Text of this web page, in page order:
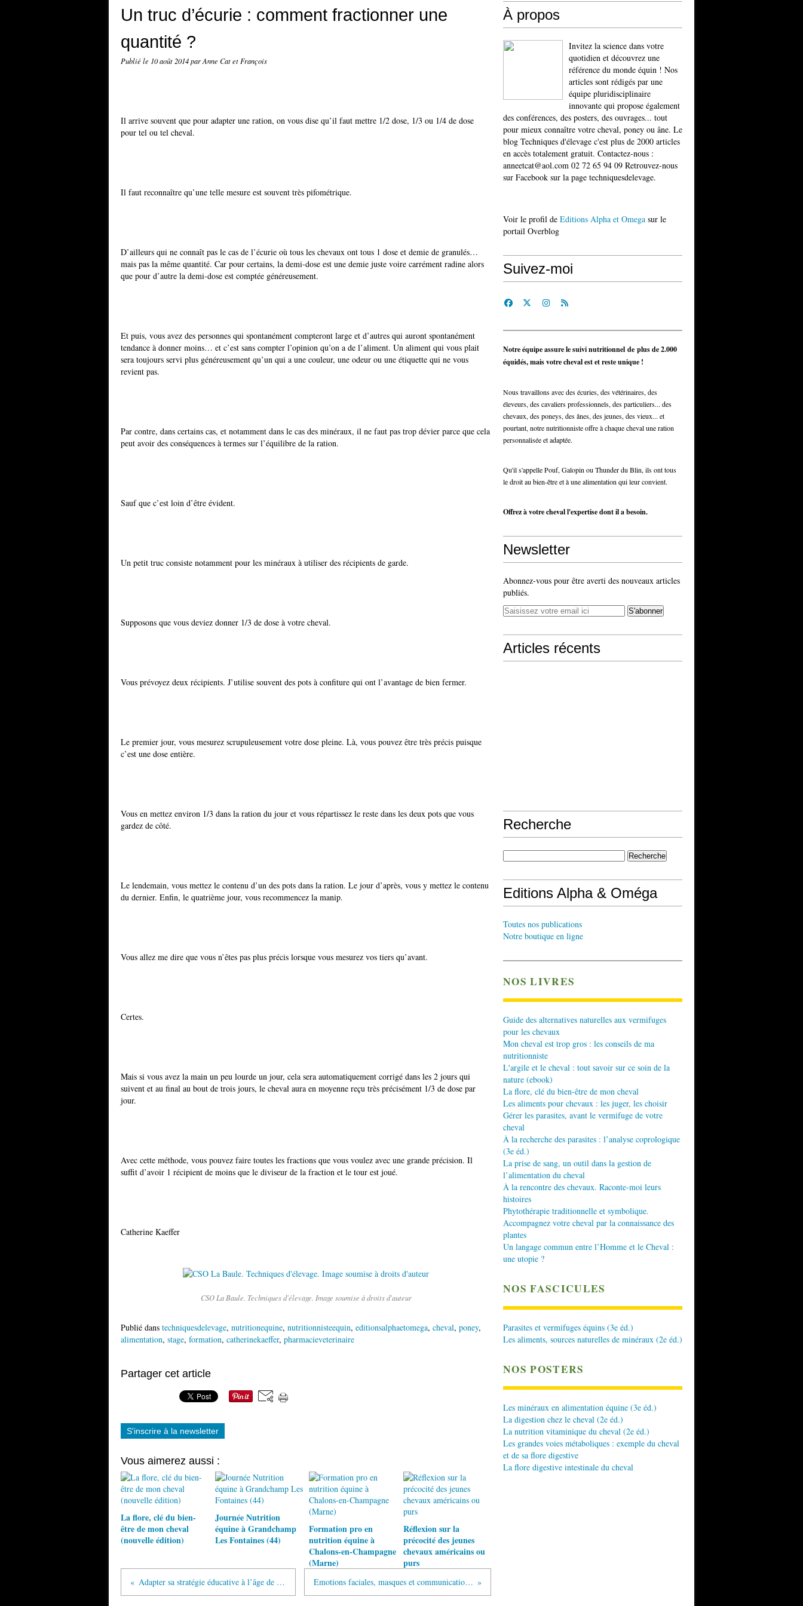
Un truc d’écurie : comment fractionner une
quantité ?
Publié le 10 août 2014par Anne Cat et François
Il arrive souvent que pour adapter une ration, on vous dise qu’il faut mettre 1/2 dose, 1/3 ou 1/4 de dose
pour tel ou tel cheval.
Il faut reconnaître qu’une telle mesure est souvent très pifométrique.
D’ailleurs qui ne connaît pas le cas de l’écurie où tous les chevaux ont tous 1 dose et demie de granulés…
mais pas la même quantité. Car pour certains, la demi-dose est une demie juste voire carrément radine alors
que pour d’autre la demi-dose est comptée généreusement.
Et puis, vous avez des personnes qui spontanément compteront large et d’autres qui auront spontanément
tendance à donner moins… et c’est sans compter l’opinion qu’on a de l’aliment. Un aliment qui vous plait
sera toujours servi plus généreusement qu’un qui a une couleur, une odeur ou une étiquette qui ne vous
revient pas.
Par contre, dans certains cas, et notamment dans le cas des minéraux, il ne faut pas trop dévier parce que cela
peut avoir des conséquences à termes sur l’équilibre de la ration.
Sauf que c’est loin d’être évident.
Un petit truc consiste notamment pour les minéraux à utiliser des récipients de garde.
Supposons que vous deviez donner 1/3 de dose à votre cheval.
Vous prévoyez deux récipients. J’utilise souvent des pots à confiture qui ont l’avantage de bien fermer.
Le premier jour, vous mesurez scrupuleusement votre dose pleine. Là, vous pouvez être très précis puisque
c’est une dose entière.
Vous en mettez environ 1/3 dans la ration du jour et vous répartissez le reste dans les deux pots que vous
gardez de côté.
Le lendemain, vous mettez le contenu d’un des pots dans la ration. Le jour d’après, vous y mettez le contenu
du dernier. Enfin, le quatrième jour, vous recommencez la manip.
Vous allez me dire que vous n’êtes pas plus précis lorsque vous mesurez vos tiers qu’avant.
Certes.
Mais si vous avez la main un peu lourde un jour, cela sera automatiquement corrigé dans les 2 jours qui
suivent et au final au bout de trois jours, le cheval aura en moyenne reçu très précisément 1/3 de dose par
jour.
Avec cette méthode, vous pouvez faire toutes les fractions que vous voulez avec une grande précision. Il
suffit d’avoir 1 récipient de moins que le diviseur de la fraction et le tour est joué.
Catherine Kaeffer
CSO La Baule. Techniques d'élevage. Image soumise à droits d'auteur
Publié dans techniquesdelevage, nutritionequine, nutritionnisteequin, editionsalphaetomega, cheval, poney,
alimentation, stage, formation, catherinekaeffer, pharmacieveterinaire
Partager cet article
S'inscrire à la newsletter
Vous aimerez aussi :
La flore, clé du bien-
être de mon cheval
(nouvelle édition)
Journée Nutrition
équine à Grandchamp
Les Fontaines (44)
Formation pro en
nutrition équine à
Chalons-en-Champagne
(Marne)
Réflexion sur la
précocité des jeunes
chevaux américains ou
purs
Adapter sa stratégie éducative à l’âge de l’animal Emotions faciales, masques et communication équine
À propos
Invitez la science dans votre
quotidien et découvrez une
référence du monde équin ! Nos
articles sont rédigés par une
équipe pluridisciplinaire
innovante qui propose également
des conférences, des posters, des ouvrages... tout
pour mieux connaître votre cheval, poney ou âne. Le
blog Techniques d'élevage c'est plus de 2000 articles
en accès totalement gratuit. Contactez-nous :
anneetcat@aol.com 02 72 65 94 09 Retrouvez-nous
sur Facebook sur la page techniquesdelevage.
Voir le profil de Editions Alpha et Omega sur le
portail Overblog
Suivez-moi
Notre équipe assure le suivi nutritionnel de plus de 2.000
équidés, mais votre cheval est et reste unique !
Nous travaillons avec des écuries, des vétérinaires, des
éleveurs, des cavaliers professionnels, des particuliers... des
chevaux, des poneys, des ânes, des jeunes, des vieux... et
pourtant, notre nutritionniste offre à chaque cheval une ration
personnalisée et adaptée.
Qu'il s'appelle Pouf, Galopin ou Thunder du Blin, ils ont tous
le droit au bien-être et à une alimentation qui leur convient.
Offrez à votre cheval l'expertise dont il a besoin.
Newsletter
Abonnez-vous pour être averti des nouveaux articles
publiés.
Articles récents
Recherche
Editions Alpha & Oméga
Toutes nos publications
Notre boutique en ligne
NOS LIVRES
Guide des alternatives naturelles aux vermifuges
pour les chevaux
Mon cheval est trop gros : les conseils de ma
nutritionniste
L'argile et le cheval : tout savoir sur ce soin de la
nature (ebook)
La flore, clé du bien-être de mon cheval
Les aliments pour chevaux : les juger, les choisir
Gérer les parasites, avant le vermifuge de votre
cheval
À la recherche des parasites : l’analyse coprologique
(3e éd.)
La prise de sang, un outil dans la gestion de
l’alimentation du cheval
À la rencontre des chevaux. Raconte-moi leurs
histoires
Phytothérapie traditionnelle et symbolique.
Accompagnez votre cheval par la connaissance des
plantes
Un langage commun entre l’Homme et le Cheval :
une utopie ?
NOS FASCICULES
Parasites et vermifuges équins (3e éd.)
Les aliments, sources naturelles de minéraux (2e éd.)
NOS POSTERS
Les minéraux en alimentation équine (3e éd.)
La digestion chez le cheval (2e éd.)
La nutrition vitaminique du cheval (2e éd.)
Les grandes voies métaboliques : exemple du cheval
et de sa flore digestive
La flore digestive intestinale du cheval